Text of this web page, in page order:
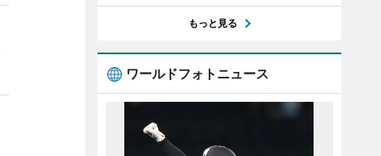
もっと見る
ワールドフォトニュース